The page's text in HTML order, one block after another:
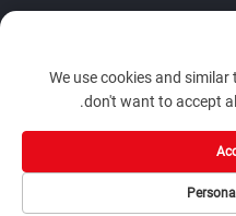
We use cookies and
don't want to accept